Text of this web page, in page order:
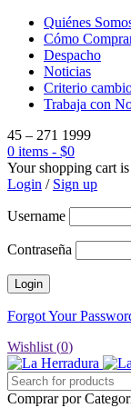
Quiénes
Cómo
Despacho
Noticias
Criterio
Trabaja con
45 – 271 1999
0 items - $0
Your shopping cart
Login / Sign up
Username
Contraseña
Forgot Your
Wishlist (0)
Comprar por